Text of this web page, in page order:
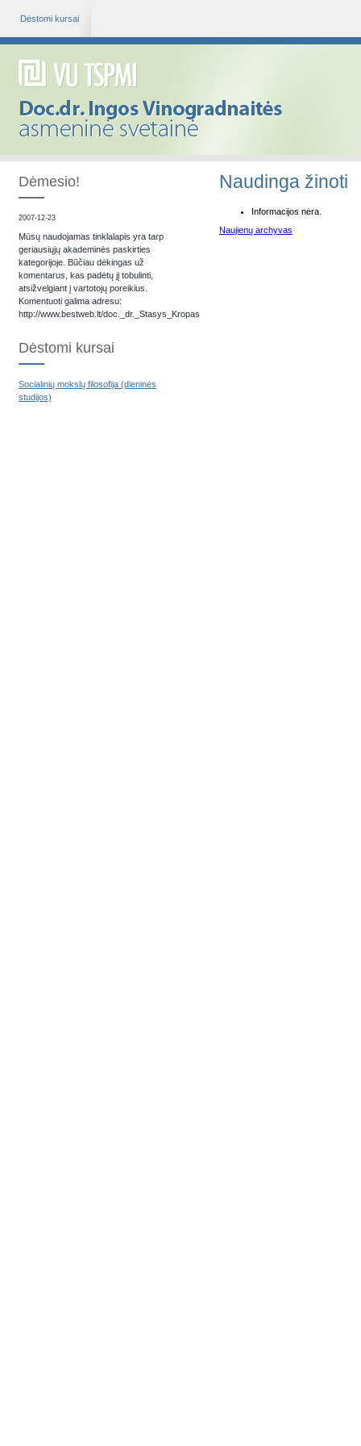
Dėstomi kursai
Naudinga žinoti
Informacijos nėra.
Naujienų archyvas
Dėmesio!
2007-12-23
Mūsų naudojamas tinklalapis yra tarp
geriausiųjų akademinės paskirties
kategorijoje. Būčiau dėkingas už
komentarus, kas padėtų jį tobulinti,
atsižvelgiant į vartotojų poreikius.
Komentuoti galima adresu:
http://www.bestweb.lt/doc._dr._Stasys_Kropas
Dėstomi kursai
Socialinių mokslų filosofija (dieninės
studijos)